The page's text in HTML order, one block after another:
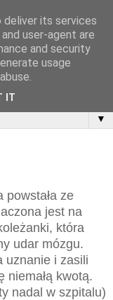
▼
powstała ze
jest na
która
udar mózgu.
uznanie i zasili
niemałą kwotą.
nadal w szpitalu)
its services
user-agent are
and security
usage
IT